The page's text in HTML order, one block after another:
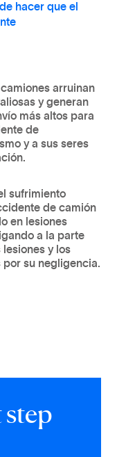
hacer que el
arruinan
y generan
más altos para
de
y a sus seres
sufrimiento
de camión
en lesiones
a la parte
y los
su negligencia.
step